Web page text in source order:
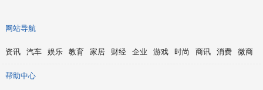
网站导航
资讯 汽车 娱乐 教育 家居 财经 企业 游戏 时尚 商讯 消费 微商
帮助中心